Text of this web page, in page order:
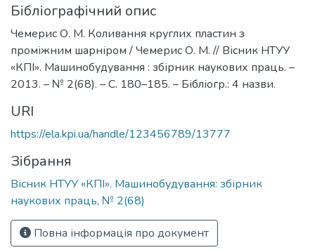
Бібліографічний опис
Чемерис О. М. Коливання круглих пластин з
проміжним шарніром / Чемерис О. М. // Вісник НТУУ
«КПІ». Машинобудування : збірник наукових праць. –
2013. – № 2(68). – С. 180–185. – Бібліогр.: 4 назви.
URI
https://ela.kpi.ua/handle/123456789/13777
Зібрання
Вісник НТУУ «КПІ». Машинобудування: збірник
наукових праць, № 2(68)
Повна інформація про документ